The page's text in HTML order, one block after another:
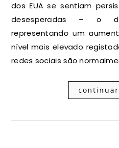
dos EUA se sentiam
desesperadas – o
representando um
nível mais elevado
redes sociais são